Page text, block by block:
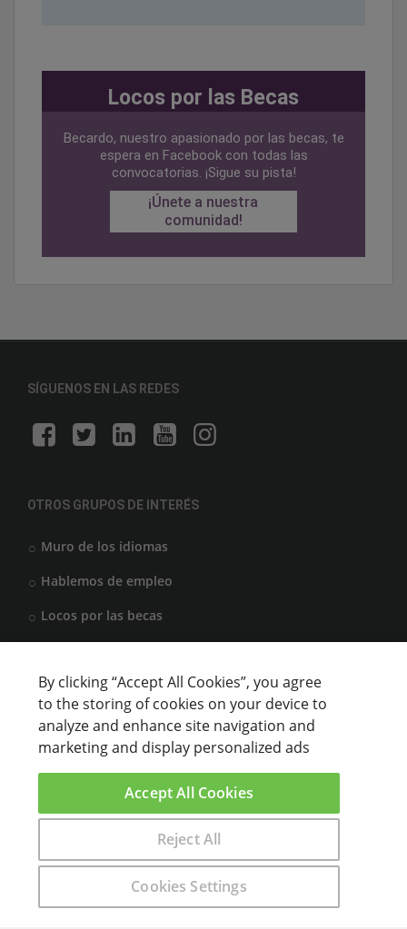
Encuentra aquí el curso que buscas
Locos por las Becas
Becardo, nuestro apasionado por las becas, te
espera en Facebook con todas las
convocatorias. ¡Sigue su pista!
¡Únete a nuestra
comunidad!
SÍGUENOS EN LAS REDES
OTROS GRUPOS DE INTERÉS
Muro de los idiomas
Hablemos de empleo
Locos por las becas
CENTROS DE FORMACIÓN
Anunciar cursos
USUARIOS
Aviso legal
By clicking “Accept All Cookies”, you agree
to the storing of cookies on your device to
analyze and enhance site navigation and
marketing and display personalized ads
Cookies Settings
Reject All
Accept All Cookies